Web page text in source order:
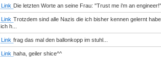
Link Die letzten Worte an seine Frau: "Trust me i'm an engineer!"
Link Trotzdem sind alle Nazis die ich bisher kennen gelernt
ich h...
Link frag das mal den ballonkopp im stuhl...
Link haha, geiler shice^^